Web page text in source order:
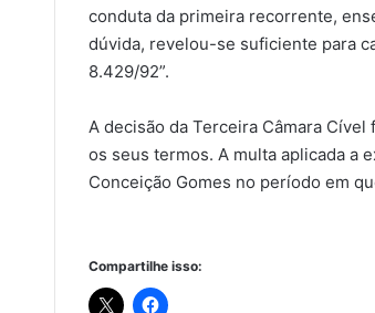
conduta da primeira recorrente,
dúvida, revelou-se suficiente para
8.429/92”.
A decisão da Terceira Câmara
os seus termos. A multa aplicada a
Conceição Gomes no período em
Compartilhe isso: